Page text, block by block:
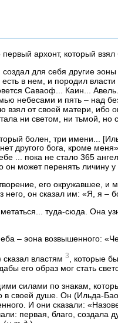
первый архонт, который
для себя другие
в нем, и породил
Саваоф... Каин...
небесами и пять – над
взял от своей матери, ибо
ни светом, ни тьмой, но
болен, три имени...
другого бога, кроме
... пока не стало 365
он может перенять личину
его окружавшее, и
него, он сказал им: «Я, я –
туда-сюда. Она
– эона возвышенного:
властям 3
, которые
его образ мог стать
силами по знакам,
в своей душе. Он (Ильда-
И они сказали:
первая, благо, создала